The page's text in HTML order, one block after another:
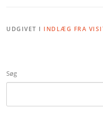
UDGIVET I INDLÆG FRA
Søg